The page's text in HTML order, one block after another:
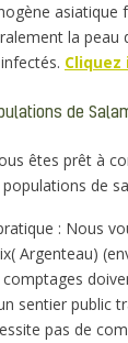
asiatique
la peau
Cliquez
de
êtes prêt à
populations de
: Nous
Argenteau)
comptages
sentier public
pas de